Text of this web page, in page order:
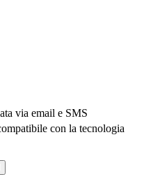
via email e SMS
con la tecnologia